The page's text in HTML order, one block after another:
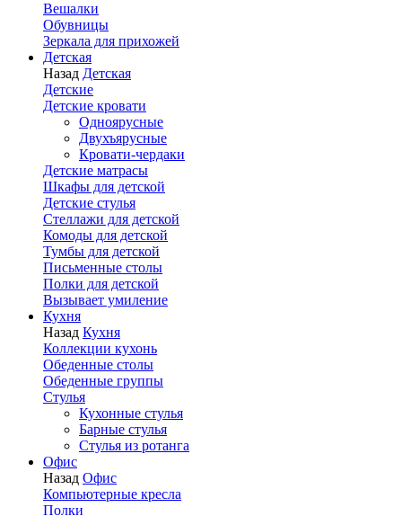
Вешалки
Обувницы
Зеркала для прихожей
Детская
Назад Детская
Детские
Детские кровати
Одноярусные
Двухъярусные
Кровати-чердаки
Детские матрасы
Шкафы для детской
Детские стулья
Стеллажи для детской
Комоды для детской
Тумбы для детской
Письменные столы
Полки для детской
Вызывает умиление
Кухня
Назад Кухня
Коллекции кухонь
Обеденные столы
Обеденные группы
Стулья
Кухонные стулья
Барные стулья
Стулья из ротанга
Офис
Назад Офис
Компьютерные кресла
Полки